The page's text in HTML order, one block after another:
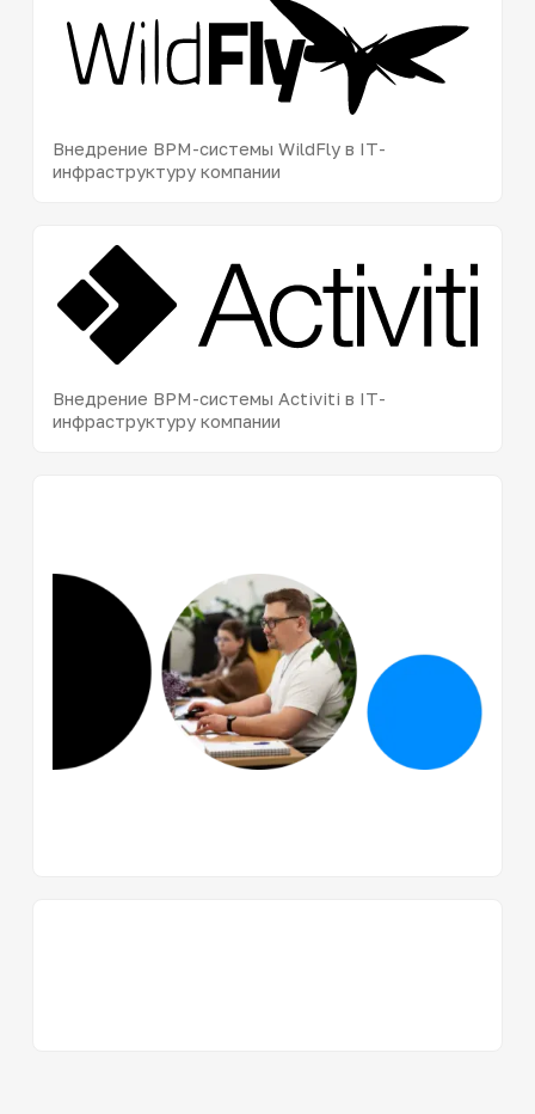
Внедрение BPM-системы WildFly в IT-
инфраструктуру компании
Внедрение BPM-системы Activiti в IT-
инфраструктуру компании